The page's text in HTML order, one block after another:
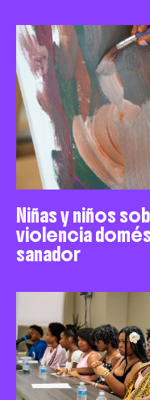
Niñas y niños
violencia
sanador